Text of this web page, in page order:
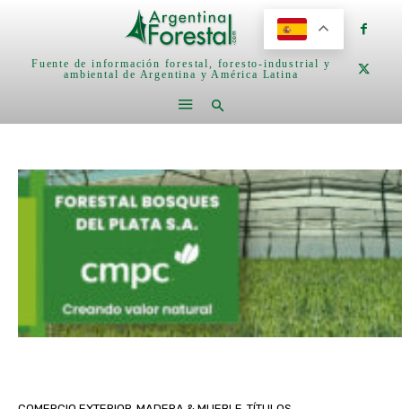
Fuente de información forestal, foresto-industrial y
ambiental de Argentina y América Latina